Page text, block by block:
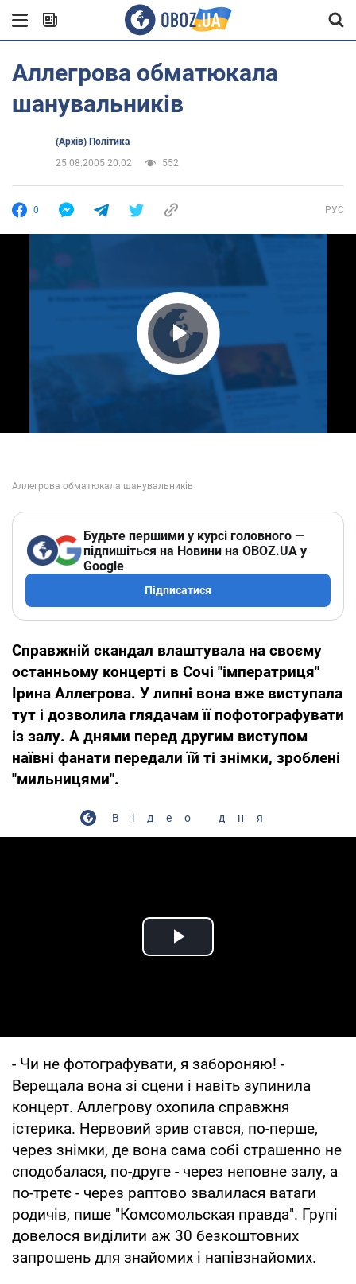
Аллегрова обматюкала
шанувальників
(Архів) Політика
25.08.2005 20:02
552
0 РУС
Play Video
Будьте першими у курсі головного —
підпишіться на Новини на OBOZ.UA у
Google
Підписатися
Справжній скандал влаштувала на своєму
останньому концерті в Сочі "імператриця"
Ірина Аллегрова. У липні вона вже виступала
тут і дозволила глядачам її пофотографувати
із залу. А днями перед другим виступом
наївні фанати передали їй ті знімки, зроблені
"мильницями".
Відео дня
Play Video
- Чи не фотографувати, я забороняю! -
Верещала вона зі сцени і навіть зупинила
концерт. Аллегрову охопила справжня
істерика. Нервовий зрив стався, по-перше,
через знімки, де вона сама собі страшенно не
сподобалася, по-друге - через неповне залу, а
по-третє - через раптово звалилася ватаги
родичів, пише "Комсомольская правда". Групі
довелося виділити аж 30 безкоштовних
запрошень для знайомих і напівзнайомих.